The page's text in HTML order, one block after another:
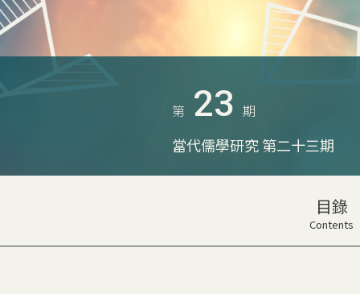
第 23 期
當代儒學研究 第二十三期
目錄
Contents